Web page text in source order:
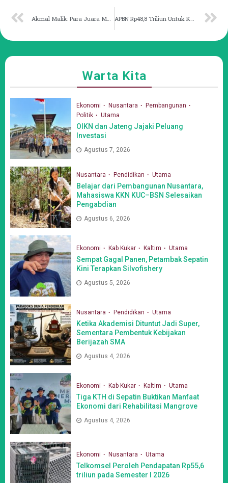
Warta Kita
Ekonomi Nusantara
Pembangunan
Politik
Utama
OIKN dan Jateng Jajaki Peluang
Investasi
Agustus 7, 2026
Nusantara Pendidikan Utama
Belajar dari Pembangunan Nusantara,
Mahasiswa KKN KUC–BSN Selesaikan
Pengabdian
Agustus 6, 2026
Ekonomi Kab Kukar Kaltim Utama
Sempat Gagal Panen, Petambak Sepatin
Kini Terapkan Silvofishery
Agustus 5, 2026
Nusantara Pendidikan Utama
Ketika Akademisi Dituntut Jadi Super,
Sementara Pembentuk Kebijakan
Berijazah SMA
Agustus 4, 2026
Ekonomi Kab Kukar Kaltim Utama
Tiga KTH di Sepatin Buktikan Manfaat
Ekonomi dari Rehabilitasi Mangrove
Agustus 4, 2026
Ekonomi Nusantara Utama
Telkomsel Peroleh Pendapatan Rp55,6
triliun pada Semester I 2026